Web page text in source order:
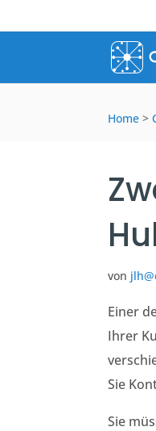
Home >
von
Einer
Ihrer
Sie
Sie